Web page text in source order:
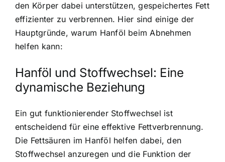
den Körper dabei unterstützen, gespeichertes Fett
effizienter zu verbrennen. Hier sind einige der
Hauptgründe, warum Hanföl beim Abnehmen
helfen kann:
Hanföl und Stoffwechsel: Eine
dynamische Beziehung
Ein gut funktionierender Stoffwechsel ist
entscheidend für eine effektive Fettverbrennung.
Die Fettsäuren im Hanföl helfen dabei, den
Stoffwechsel anzuregen und die Funktion der